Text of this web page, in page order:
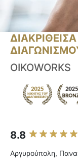
ΔΙΑΓΩΝΙΣΜΟΥ
OIKOWORKS
8.8
Αργυρούπολη,